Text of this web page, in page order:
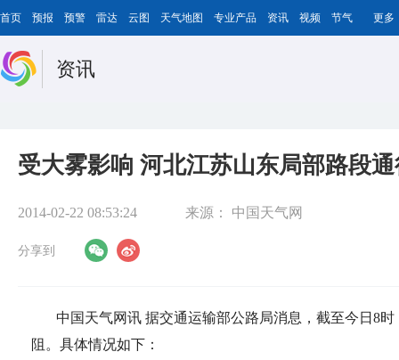
首页 预报 预警 雷达 云图 天气地图 专业产品 资讯 视频 节气 更多
资讯
受大雾影响 河北江苏山东局部路段
2014-02-22 08:53:24 来源： 中国天气网
分享到
中国天气网讯 据交通运输部公路局消息，截至今日8
阻。具体情况如下：